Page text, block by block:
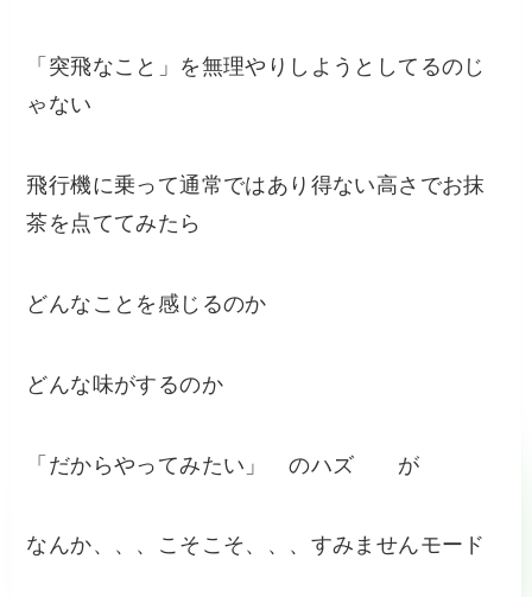
「突飛なこと」を無理やりしようとしてるのじ
ゃない
飛行機に乗って通常ではあり得ない高さでお抹
茶を点ててみたら
どんなことを感じるのか
どんな味がするのか
「だからやってみたい」 のハズ が
なんか、、、こそこそ、、、すみませんモード